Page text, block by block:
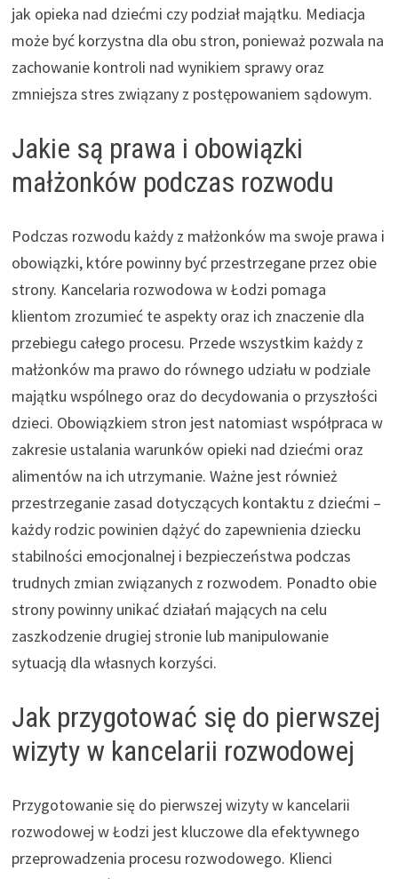
jak opieka nad dziećmi czy podział majątku. Mediacja
może być korzystna dla obu stron, ponieważ pozwala na
zachowanie kontroli nad wynikiem sprawy oraz
zmniejsza stres związany z postępowaniem sądowym.
Jakie są prawa i obowiązki
małżonków podczas rozwodu
Podczas rozwodu każdy z małżonków ma swoje prawa i
obowiązki, które powinny być przestrzegane przez obie
strony. Kancelaria rozwodowa w Łodzi pomaga
klientom zrozumieć te aspekty oraz ich znaczenie dla
przebiegu całego procesu. Przede wszystkim każdy z
małżonków ma prawo do równego udziału w podziale
majątku wspólnego oraz do decydowania o przyszłości
dzieci. Obowiązkiem stron jest natomiast współpraca w
zakresie ustalania warunków opieki nad dziećmi oraz
alimentów na ich utrzymanie. Ważne jest również
przestrzeganie zasad dotyczących kontaktu z dziećmi –
każdy rodzic powinien dążyć do zapewnienia dziecku
stabilności emocjonalnej i bezpieczeństwa podczas
trudnych zmian związanych z rozwodem. Ponadto obie
strony powinny unikać działań mających na celu
zaszkodzenie drugiej stronie lub manipulowanie
sytuacją dla własnych korzyści.
Jak przygotować się do pierwszej
wizyty w kancelarii rozwodowej
Przygotowanie się do pierwszej wizyty w kancelarii
rozwodowej w Łodzi jest kluczowe dla efektywnego
przeprowadzenia procesu rozwodowego. Klienci